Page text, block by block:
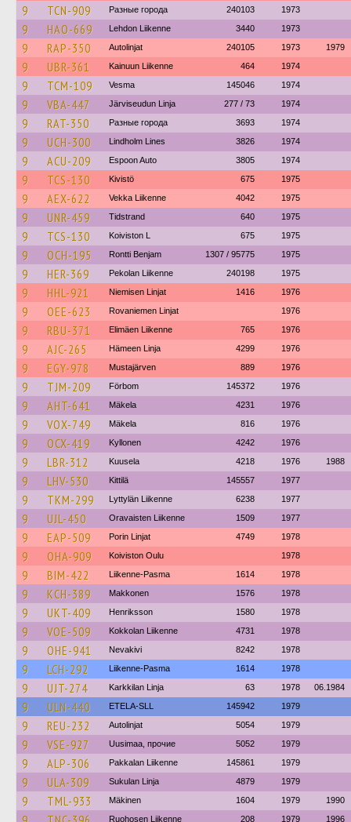
9 TCN-909 Разные города 240103 1973
9 HAO-669 Lehdon Liikenne 3440 1973
9 RAP-350 Autolinjat 240105 1973 1979
9 UBR-361 Kainuun Liikenne 464 1974
9 TCM-109 Vesma 145046 1974
9 VBA-447 Järviseudun Linja 277 / 73 1974
9 RAT-350 Разные города 3693 1974
9 UCH-300 Lindholm Lines 3826 1974
9 ACU-209 Espoon Auto 3805 1974
9 TCS-130 Kivistö 675 1975
9 AEX-622 Vekka Liikenne 4042 1975
9 UNR-459 Tidstrand 640 1975
9 TCS-130 Koiviston L 675 1975
9 OCH-195 Rontti Benjam 1307 / 95775 1975
9 HER-369 Pekolan Liikenne 240198 1975
9 HHL-921 Niemisen Linjat 1416 1976
9 OEE-623 Rovaniemen Linjat 1976
9 RBU-371 Elimäen Liikenne 765 1976
9 AJC-265 Hämeen Linja 4299 1976
9 EGY-978 Mustajärven 889 1976
9 TJM-209 Förbom 145372 1976
9 AHT-641 Mäkela 4231 1976
9 VOX-749 Mäkela 816 1976
9 OCX-419 Kyllonen 4242 1976
9 LBR-312 Kuusela 4218 1976 1988
9 LHV-530 Kittilä 145557 1977
9 TKM-299 Lyttylän Liikenne 6238 1977
9 UJL-450 Oravaisten Liikenne 1509 1977
9 EAP-509 Porin Linjat 4749 1978
9 OHA-909 Koiviston Oulu 1978
9 BIM-422 Liikenne-Pasma 1614 1978
9 KCH-389 Makkonen 1576 1978
9 UKT-409 Henriksson 1580 1978
9 VOE-509 Kokkolan Liikenne 4731 1978
9 OHE-941 Nevakivi 8242 1978
9 LCH-292 Liikenne-Pasma 1614 1978
9 UJT-274 Karkkilan Linja 63 1978 06.1984
9 ULN-440 ETELA-SLL 145942 1979
9 REU-232 Autolinjat 5054 1979
9 VSE-927 Uusimaa, прочие 5052 1979
9 ALP-306 Pakkalan Liikenne 145861 1979
9 ULA-309 Sukulan Linja 4879 1979
9 TML-933 Mäkinen 1604 1979 1990
Ruohosen Liikenne 208 1979 1996